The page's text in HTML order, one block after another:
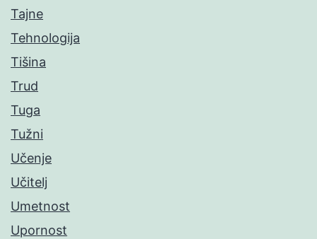
Tajne
Tehnologija
Tišina
Trud
Tuga
Tužni
Učenje
Učitelj
Umetnost
Upornost